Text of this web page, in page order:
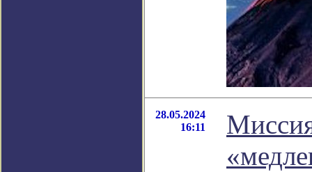
28.05.2024
16:11